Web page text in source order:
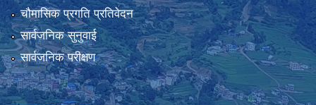
चौमासिक प्रगति प्रतिवेदन
सार्वजनिक सुनुवाई
सार्वजनिक परीक्षण